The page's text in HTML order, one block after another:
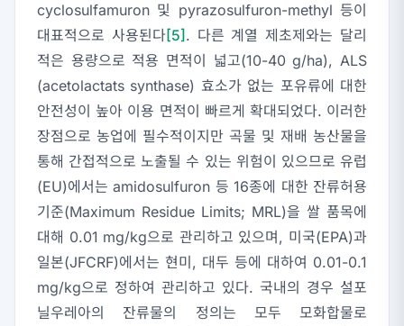
cyclosulfamuron 및 pyrazosulfuron-methyl 등이
대표적으로 사용된다[5] . 다른 계열 제초제와는 달리
적은 용량으로 적용 면적이 넓고(10-40 g/ha), ALS
(acetolactats synthase) 효소가 없는 포유류에 대한
안전성이 높아 이용 면적이 빠르게 확대되었다. 이러한
장점으로 농업에 필수적이지만 곡물 및 재배 농산물을
통해 간접적으로 노출될 수 있는 위험이 있으므로 유럽
(EU)에서는 amidosulfuron 등 16종에 대한 잔류허용
기준(Maximum Residue Limits; MRL)을 쌀 품목에
대해 0.01 mg/kg으로 관리하고 있으며, 미국(EPA)과
일본(JFCRF)에서는 현미, 대두 등에 대하여 0.01-0.1
mg/kg으로 정하여 관리하고 있다. 국내의 경우 설포
닐우레아의 잔류물의 정의는 모두 모화합물로